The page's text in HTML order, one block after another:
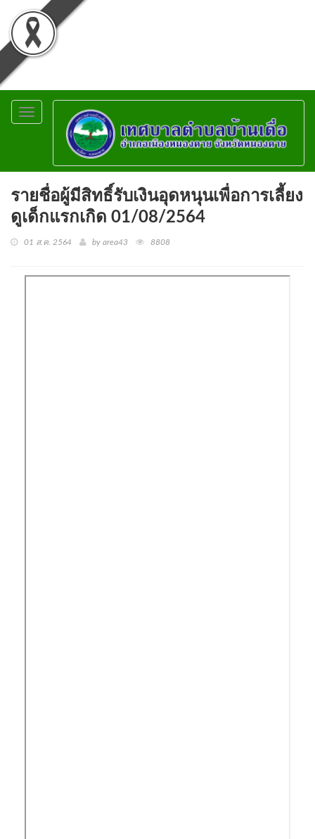
Toggle
navigation
รายชื่อผู้มีสิทธิ์รับเงินอุดหนุนเพื่อการเลี้ยง
ดูเด็กแรกเกิด 01/08/2564
01 ส.ค. 2564 by area43 8808